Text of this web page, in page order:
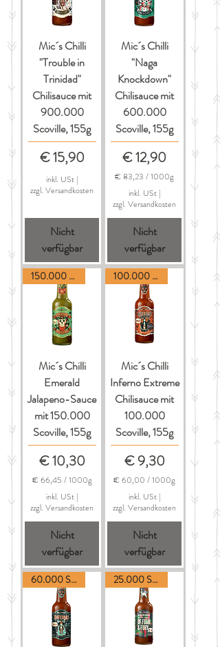
Mic´s Chilli
"Trouble in
Trinidad"
Chilisauce mit
900.000
Scoville, 155g
Preis
€ 15,90
inkl. USt |
zzgl. Versandkosten
Nicht
verfügbar
Mic´s Chilli
"Naga
Knockdown"
Chilisauce mit
600.000
Scoville, 155g
Preis
€ 12,90
€ 83,23 /1000g
€
8
3
,
2
3
p
r
o
1
0
0
0
G
a
m
m
inkl. USt |
zzgl. Versandkosten
Nicht
verfügbar
150.000 Scoville
Mic´s Chilli
Emerald
Jalapeno-Sauce
mit 150.000
Scoville, 155g
Preis
€ 10,30
€ 66,45 /1000g
€
6
6
,
4
5
p
r
o
1
0
0
0
inkl. USt |
zzgl. Versandkosten
Nicht
verfügbar
100.000 Scoville
Mic´s Chilli
Inferno Extreme
Chilisauce mit
100.000
Scoville, 155g
Preis
€ 9,30
€ 60,00 /1000g
€
6
0
,
0
0
p
o
1
0
0
0
inkl. USt |
zzgl. Versandkosten
Nicht
verfügbar
60.000 Scoville 25.000 Scoville